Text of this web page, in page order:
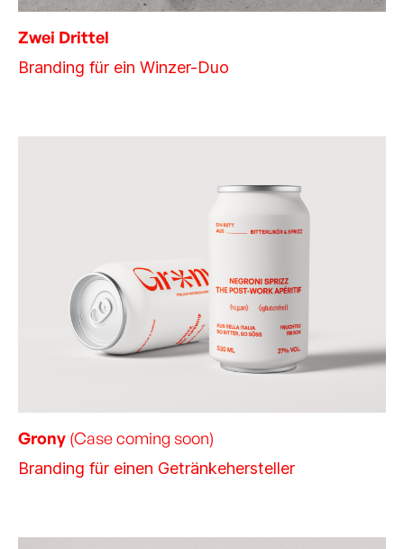
Zwei Drittel
Branding für ein Winzer-Duo
Grony (Case coming soon)
Branding für einen Getränkehersteller